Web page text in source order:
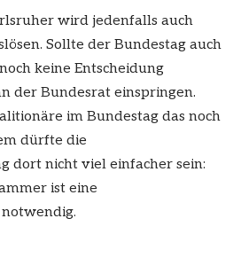
wird jedenfalls auch
Sollte der Bundestag auch
keine Entscheidung
der Bundesrat einspringen.
im Bundestag das noch
dürfte die
dort nicht viel einfacher sein:
ist eine